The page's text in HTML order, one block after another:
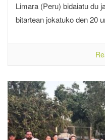
Limara (Peru) bidaiatu du
bitartean jokatuko den 20